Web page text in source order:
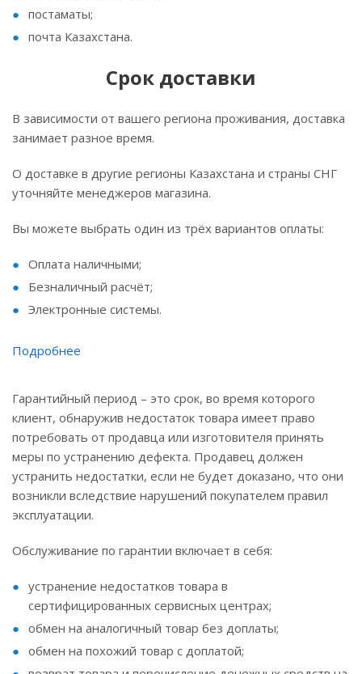
постаматы;
почта Казахстана.
Срок доставки
В зависимости от вашего региона проживания, доставка
занимает разное время.
О доставке в другие регионы Казахстана и страны СНГ
уточняйте менеджеров магазина.
Вы можете выбрать один из трёх вариантов оплаты:
Оплата наличными;
Безналичный расчёт;
Электронные системы.
Подробнее
Гарантийный период – это срок, во время которого
клиент, обнаружив недостаток товара имеет право
потребовать от продавца или изготовителя принять
меры по устранению дефекта. Продавец должен
устранить недостатки, если не будет доказано, что они
возникли вследствие нарушений покупателем правил
эксплуатации.
Обслуживание по гарантии включает в себя:
устранение недостатков товара в
сертифицированных сервисных центрах;
обмен на аналогичный товар без доплаты;
обмен на похожий товар с доплатой;